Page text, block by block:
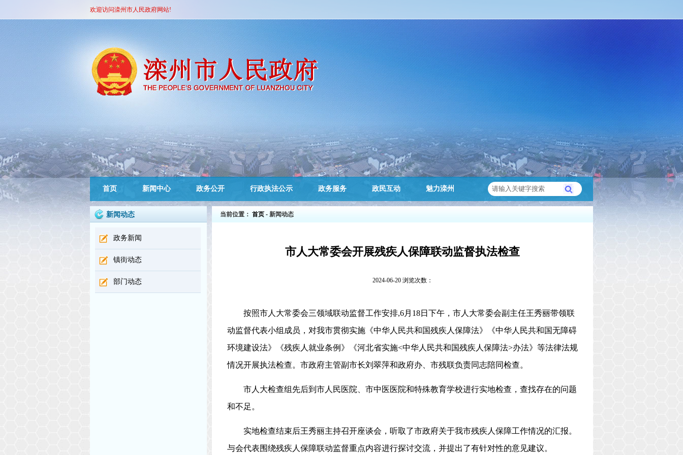
欢迎访问滦州市人民政府网站!
首页 新闻中心 政务公开 行政执法公示 政务服务 政民互动 魅力滦州
新闻动态
政务新闻
镇街动态
部门动态
当前位置： 首页 - 新闻动态
市人大常委会开展残疾人保障联动监督执法检查
2024-06-20 浏览次数：
按照市人大常委会三领域联动监督工作安排,6月18日下午，市人大常委会副主任王秀丽带领联
动监督代表小组成员，对我市贯彻实施《中华人民共和国残疾人保障法》《中华人民共和国无障碍
环境建设法》《残疾人就业条例》《河北省实施<中华人民共和国残疾人保障法>办法》等法律法规
情况开展执法检查。市政府主管副市长刘翠萍和政府办、市残联负责同志陪同检查。
市人大检查组先后到市人民医院、市中医医院和特殊教育学校进行实地检查，查找存在的问题
和不足。
实地检查结束后王秀丽主持召开座谈会，听取了市政府关于我市残疾人保障工作情况的汇报。
与会代表围绕残疾人保障联动监督重点内容进行探讨交流，并提出了有针对性的意见建议。